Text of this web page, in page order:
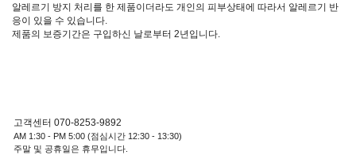
알레르기 방지 처리를 한 제품이더라도 개인의 피부상태에 따라서 알레르기 반
응이 있을 수 있습니다.
제품의 보증기간은 구입하신 날로부터 2년입니다.
고객센터 070-8253-9892
AM 1:30 - PM 5:00 (점심시간 12:30 - 13:30)
주말 및 공휴일은 휴무입니다.